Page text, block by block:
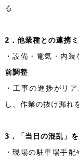
る
2．他業種との連携
・設備・電気・内装
前調整
・工事の進捗がリ
し、作業の抜け漏れ
3．「当日の混乱」
・現場の駐車場手